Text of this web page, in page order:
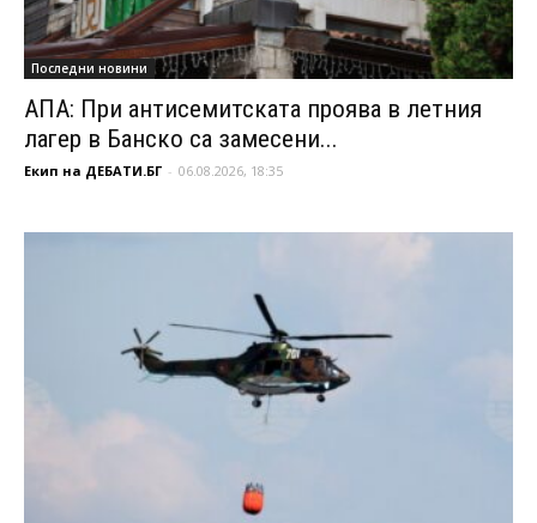
Последни новини
АПА: При антисемитската проява в летния
лагер в Банско са замесени...
Екип на ДЕБАТИ.БГ - 06.08.2026, 18:35